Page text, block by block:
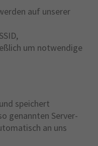
auf unserer
um notwendige
speichert
genannten Server-
an uns